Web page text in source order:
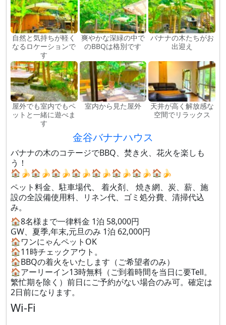
自然と気持ちが軽く
なるロケーションで
す
爽やかな深緑の中で
のBBQは格別です
バナナの木たちがお
出迎え
屋外でも室内でもペ
ットと一緒に遊べま
す
室内から見た屋外
天井が高く解放感な
空間でリラックス
金谷バナナハウス
バナナの木のコテージでBBQ、焚き火、花火を楽しも
う！
🏠🍌🏠🍌🏠🍌🏠🍌🏠🍌🏠🍌🏠🍌🏠🍌
ペット料金、駐車場代、 着火剤、 焼き網、炭、薪、施
設の全設備使用料、リネン代、ゴミ処分費、清掃代込
み。
🏠8名様まで一律料金 1泊 58,000円
GW、夏季,年末,元旦のみ 1泊 62,000円
🏠ワンにゃんペットOK
🏠11時チェックアウト。
🏠BBQの着火をいたします（ご希望者のみ）
🏠アーリーイン13時無料（ご到着時間を当日に要Tell。
繁忙期を除く）前日にご予約がない場合のみ可。確定は
2日前になります。
Wi-Fi